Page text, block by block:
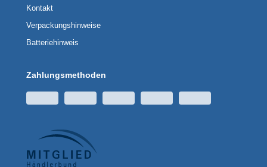
Kontakt
Verpackungshinweise
Batteriehinweis
Zahlungsmethoden